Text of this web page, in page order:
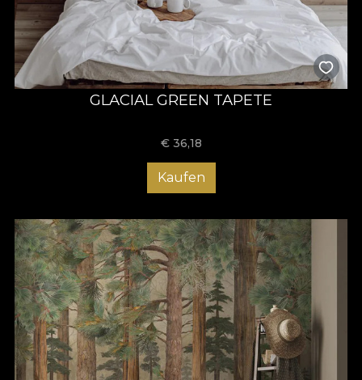
GLACIAL GREEN TAPETE
€ 36,18
Kaufen